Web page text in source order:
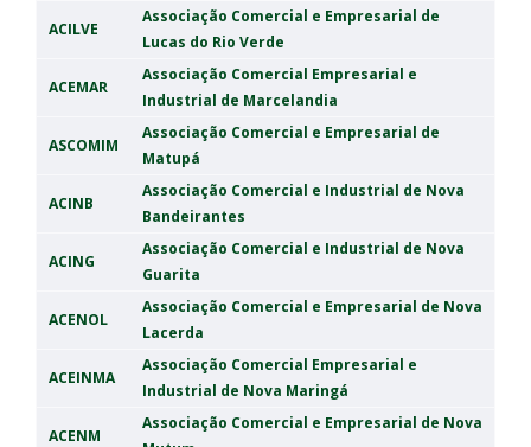
ACILVE
Associação Comercial e Empresarial de
Lucas do Rio Verde
ACEMAR
Associação Comercial Empresarial e
Industrial de Marcelandia
ASCOMIM
Associação Comercial e Empresarial de
Matupá
ACINB
Associação Comercial e Industrial de Nova
Bandeirantes
ACING
Associação Comercial e Industrial de Nova
Guarita
ACENOL
Associação Comercial e Empresarial de Nova
Lacerda
ACEINMA
Associação Comercial Empresarial e
Industrial de Nova Maringá
ACENM
Associação Comercial e Empresarial de Nova